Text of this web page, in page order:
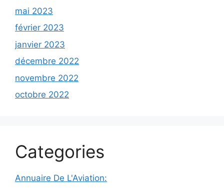
mai 2023
février 2023
janvier 2023
décembre 2022
novembre 2022
octobre 2022
Categories
Annuaire De L'Aviation: